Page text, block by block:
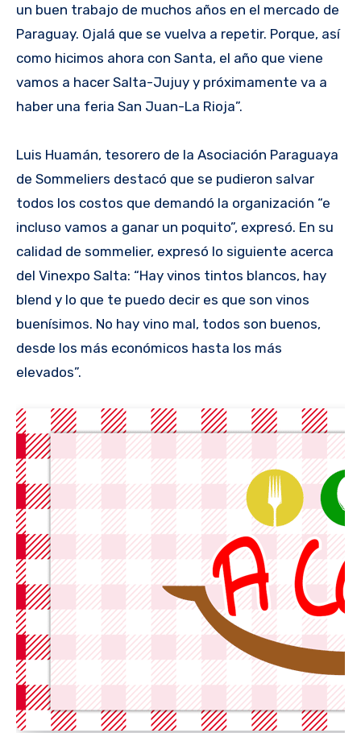
un buen trabajo de muchos años en el mercado de
Paraguay. Ojalá que se vuelva a repetir. Porque, así
como hicimos ahora con Santa, el año que viene
vamos a hacer Salta-Jujuy y próximamente va a
haber una feria San Juan-La Rioja”.
Luis Huamán, tesorero de la Asociación Paraguaya
de Sommeliers destacó que se pudieron salvar
todos los costos que demandó la organización “e
incluso vamos a ganar un poquito”, expresó. En su
calidad de sommelier, expresó lo siguiente acerca
del Vinexpo Salta: “Hay vinos tintos blancos, hay
blend y lo que te puedo decir es que son vinos
buenísimos. No hay vino mal, todos son buenos,
desde los más económicos hasta los más
elevados”.